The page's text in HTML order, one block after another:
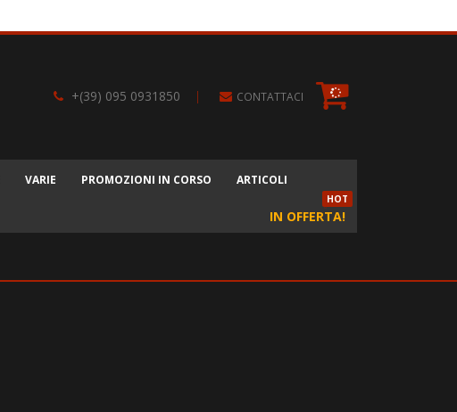
+(39) 095 0931850 | CONTATTACI
VARIE PROMOZIONI IN CORSO ARTICOLI
IN OFFERTA!
HOT